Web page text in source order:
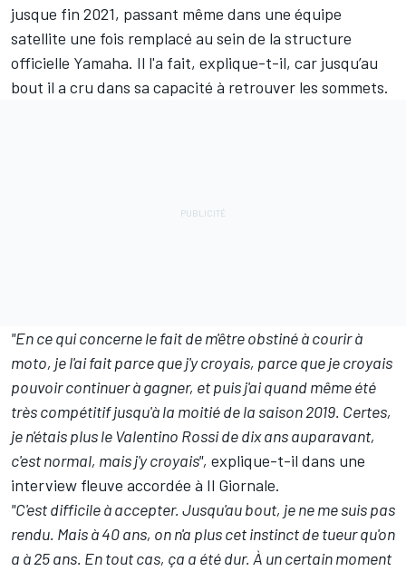
jusque fin 2021, passant même dans une équipe
satellite une fois remplacé au sein de la structure
officielle Yamaha. Il l'a fait, explique-t-il, car jusqu’au
bout il a cru dans sa capacité à retrouver les sommets.
"En ce qui concerne le fait de m'être obstiné à courir à
moto, je l'ai fait parce que j'y croyais, parce que je croyais
pouvoir continuer à gagner, et puis j'ai quand même été
très compétitif jusqu'à la moitié de la saison 2019. Certes,
je n'étais plus le Valentino Rossi de dix ans auparavant,
c'est normal, mais j'y croyais", explique-t-il dans une
interview fleuve accordée à Il Giornale.
"C'est difficile à accepter. Jusqu'au bout, je ne me suis pas
rendu. Mais à 40 ans, on n'a plus cet instinct de tueur qu'on
a à 25 ans. En tout cas, ça a été dur. À un certain moment